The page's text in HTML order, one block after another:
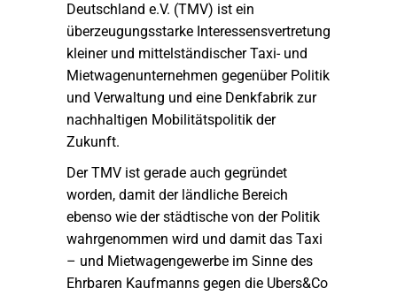
Deutschland e.V. (TMV) ist ein
überzeugungsstarke Interessensvertretung
kleiner und mittelständischer Taxi- und
Mietwagenunternehmen gegenüber Politik
und Verwaltung und eine Denkfabrik zur
nachhaltigen Mobilitätspolitik der
Zukunft.
Der TMV ist gerade auch gegründet
worden, damit der ländliche Bereich
ebenso wie der städtische von der Politik
wahrgenommen wird und damit das Taxi
– und Mietwagengewerbe im Sinne des
Ehrbaren Kaufmanns gegen die Ubers&Co